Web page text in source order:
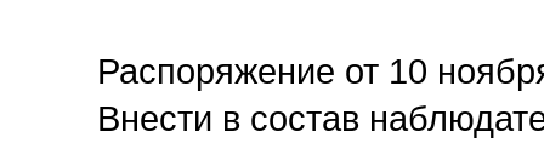
Распоряжение от 10
Внести в состав